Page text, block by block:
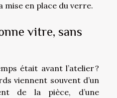
mise en place du verre.
vitre, sans
était avant l’atelier ?
viennent souvent d’un
de la pièce, d’une